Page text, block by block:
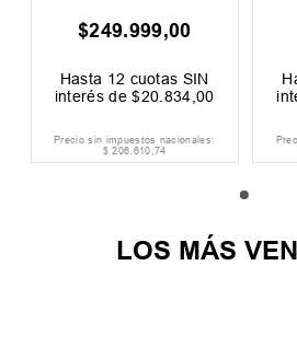
$249.999,00
Hasta 12 cuotas SIN
interés de$20.834,00
Precio sin impuestos nacionales:
$ 206.610,74
LOS MÁS